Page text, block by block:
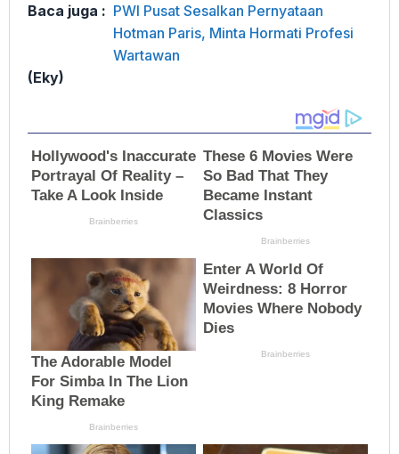
Baca juga : PWI Pusat Sesalkan Pernyataan
Hotman Paris, Minta Hormati Profesi
Wartawan
(Eky)